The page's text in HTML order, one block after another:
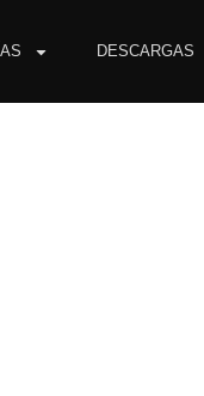
DESCARGAS